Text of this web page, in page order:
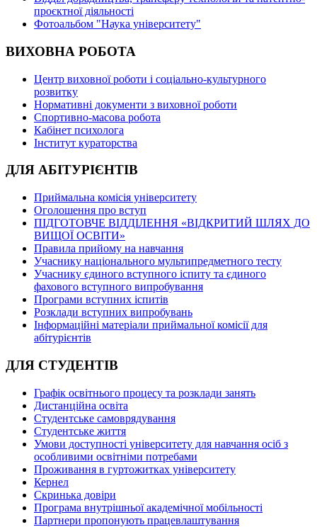
проєктної діяльності
Фотоальбом "Наука університету"
ВИХОВНА РОБОТА
Центр виховної роботи і соціально-культурного
розвитку
Нормативні документи з виховної роботи
Спортивно-масова робота
Кабінет психолога
Інститут кураторства
ДЛЯ АБІТУРІЄНТІВ
Приймальна комісія університету
Оголошення про вступ
ПІДГОТОВЧЕ ВІДДІЛЕННЯ «ВІДКРИТИЙ ШЛЯХ ДО
ВИЩОЇ ОСВІТИ»
Правила прийому на навчання
Учаснику національного мультипредметного тесту
Учаснику єдиного вступного іспиту та єдиного
фахового вступного випробування
Програми вступних іспитів
Розклади вступних випробувань
Інформаційні матеріали приймальної комісії для
абітурієнтів
ДЛЯ СТУДЕНТІВ
Графік освітнього процесу та розклади занять
Дистанційна освіта
Студентське самоврядування
Студентське життя
Умови доступності університету для навчання осіб з
особливими освітніми потребами
Проживання в гуртожитках університету
Кернел
Скринька довіри
Програма внутрішньої академічної мобільності
Партнери пропонують працевлаштування